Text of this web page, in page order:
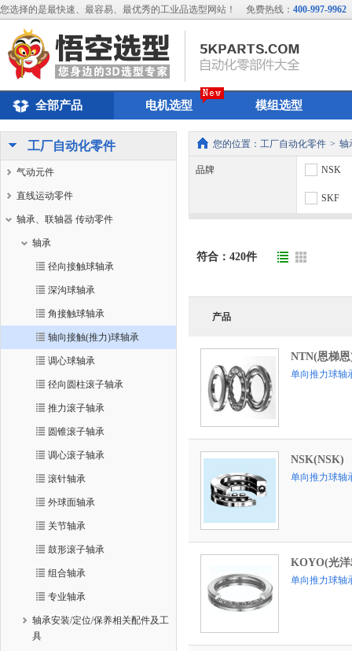
您选择的是最快速、最容易、最优秀的工业品选型网站！ 免费热线： 400-997-9962
全部产品 电机选型 模组选型
工厂自动化零件
气动元件
直线运动零件
轴承、联轴器 传动零件
轴承
径向接触球轴承
深沟球轴承
角接触球轴承
轴向接触(推力)球轴承
调心球轴承
径向圆柱滚子轴承
推力滚子轴承
圆锥滚子轴承
调心滚子轴承
滚针轴承
外球面轴承
关节轴承
鼓形滚子轴承
组合轴承
专业轴承
轴承安装/定位/保养相关配件及工
具
您的位置： 工厂自动化零件 > 轴
品牌 NSK
SKF
符合： 420件
产品
NTN(恩梯
单向推力球轴
NSK(NSK)
单向推力球轴
KOYO(光
单向推力球轴